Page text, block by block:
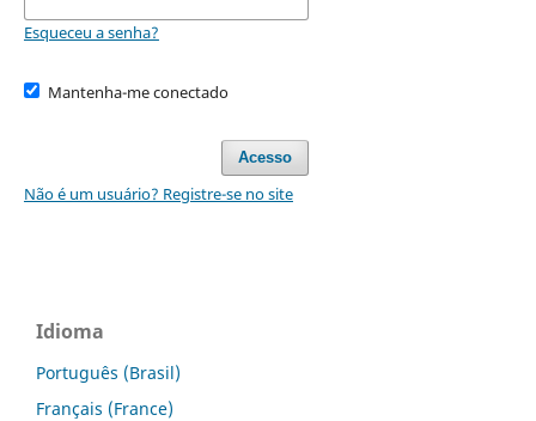
Esqueceu a senha?
Mantenha-me conectado
Acesso
Não é um usuário? Registre-se no site
Idioma
Português (Brasil)
Français (France)